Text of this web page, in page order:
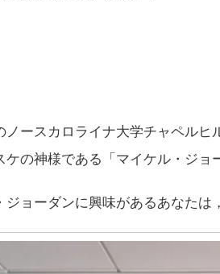
ノースカロライナ大学チャペル
ケの神様である「マイケル・ジョ
ジョーダンに興味があるあなたは